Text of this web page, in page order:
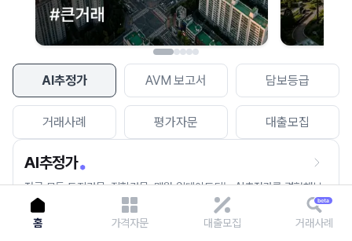
AI추정가 AVM 보고서 담보등급
거래사례 평가자문 대출모집
AI추정가
전국 모든 토지건물, 집합건물, 매월 업데이트되는 AI추정가를 경험해보
세요.
홈 가격자문 대출모집 거래사례